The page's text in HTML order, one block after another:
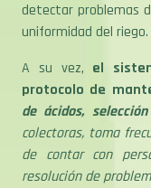
detectar problemas
uniformidad del riego.
A su vez, el
protocolo de
de ácidos,
colectoras, toma
de contar con
resolución de